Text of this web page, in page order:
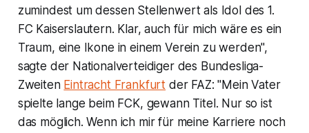
zumindest um dessen Stellenwert als Idol des 1.
FC Kaiserslautern. Klar, auch für mich wäre es ein
Traum, eine Ikone in einem Verein zu werden",
sagte der Nationalverteidiger des Bundesliga-
Zweiten Eintracht Frankfurt der FAZ: "Mein Vater
spielte lange beim FCK, gewann Titel. Nur so ist
das möglich. Wenn ich mir für meine Karriere noch